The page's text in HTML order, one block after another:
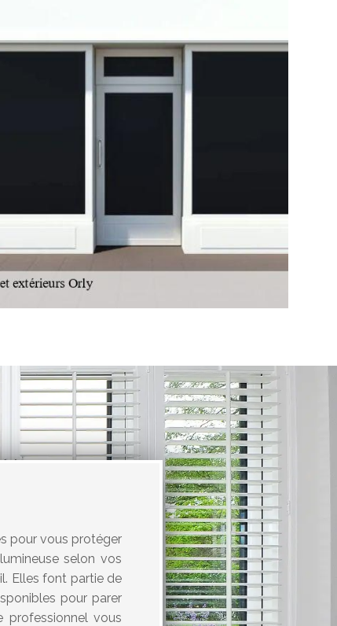
pour vous protéger
selon vos
Elles font partie de
pour parer
professionnel vous